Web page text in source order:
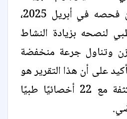
قدرها 14 رطلًا عن فحصه في أبريل 2025،
لنصحه بزيادة النشاط
وتناول جرعة منخفضة
على أن هذا التقرير هو
نتاج استشارات مكثفة مع 22 أخصائيًا طبيًا